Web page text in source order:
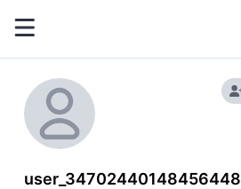
user_34702440148456448